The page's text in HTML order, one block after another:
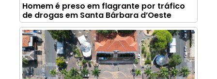
Homem é preso em flagrante por tráfico
de drogas em Santa Bárbara d’Oeste